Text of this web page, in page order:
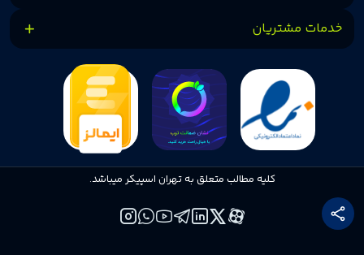
خدمات مشتریان
کلیه مطالب متعلق به تهران اسپیکر میباشد.